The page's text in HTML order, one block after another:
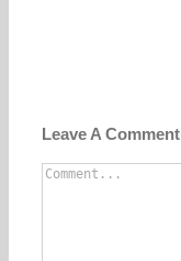
Leave A Comment
Comment